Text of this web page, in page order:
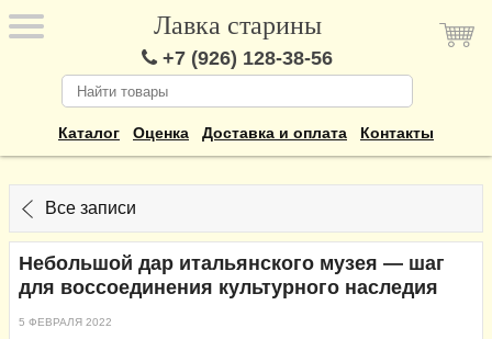
Лавка старины
+7 (926) 128-38-56
Каталог Оценка Доставка и оплата Контакты
Все записи
Небольшой дар итальянского музея — шаг
для воссоединения культурного наследия
5 ФЕВРАЛЯ 2022